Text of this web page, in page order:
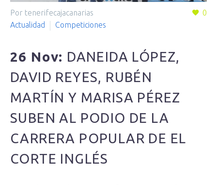
0
Por tenerifecajacanarias
Actualidad
Competiciones
26 Nov: DANEIDA LÓPEZ,
DAVID REYES, RUBÉN
MARTÍN Y MARISA PÉREZ
SUBEN AL PODIO DE LA
CARRERA POPULAR DE EL
CORTE INGLÉS